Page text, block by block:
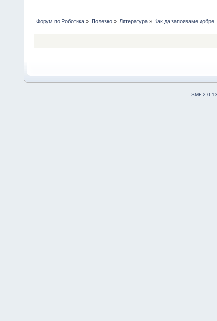
Форум по Роботика » Полезно» Литература» Как да запояваме добре.
SMF 2.0.13